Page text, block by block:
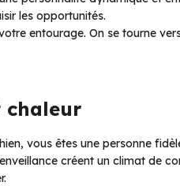
les opportunités.
entourage. On se tourne
chaleur
vous êtes une personne
créent un climat de